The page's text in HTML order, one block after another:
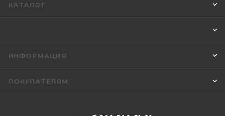
КАТАЛОГ
ИНФОРМАЦИЯ
ПОКУПАТЕЛЯМ